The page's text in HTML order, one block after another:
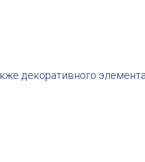
декоративного